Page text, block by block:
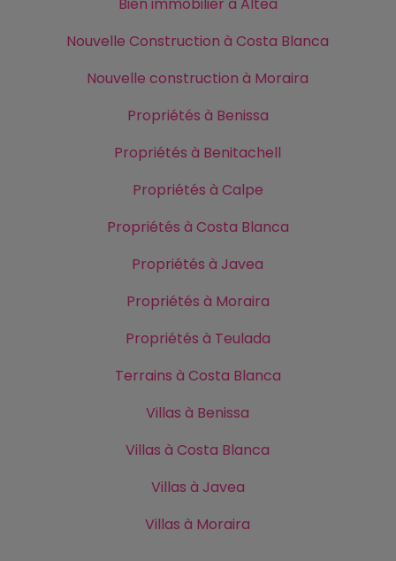
Bien immobilier à Altea
Nouvelle Construction à Costa Blanca
Nouvelle construction à Moraira
Propriétés à Benissa
Propriétés à Benitachell
Propriétés à Calpe
Propriétés à Costa Blanca
Propriétés à Javea
Propriétés à Moraira
Propriétés à Teulada
Terrains à Costa Blanca
Villas à Benissa
Villas à Costa Blanca
Villas à Javea
Villas à Moraira